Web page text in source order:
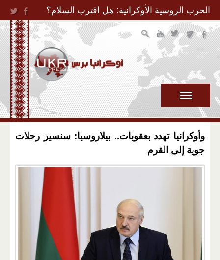
Jump to Navigation
الحرب الروسية الأوكرانية: هل اقترب السلام؟
وأوكرانيا تهدد بعقوبات.. بيلاروسيا: سنسير رحلات
جوية إلى القرم